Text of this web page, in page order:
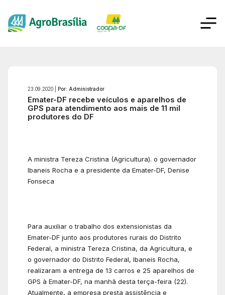
23.09.2020 | Por: Administrador
Emater-DF recebe veículos e aparelhos de
GPS para atendimento aos mais de 11 mil
produtores do DF
A ministra Tereza Cristina (Agricultura). o governador
Ibaneis Rocha e a presidente da Emater-DF, Denise
Fonseca
Para auxiliar o trabalho dos extensionistas da
Emater-DF junto aos produtores rurais do Distrito
Federal, a ministra Tereza Cristina, da Agricultura, e
o governador do Distrito Federal, Ibaneis Rocha,
realizaram a entrega de 13 carros e 25 aparelhos de
GPS à Emater-DF, na manhã desta terça-feira (22).
Atualmente, a empresa presta assistência e